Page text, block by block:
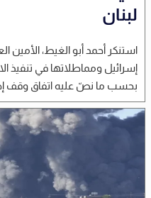
لبنان
استنكر أحمد أبو الغيط، الأمين
إسرائيل ومماطلاتها في تنفيذ
بحسب ما نصّ عليه اتفاق وقف